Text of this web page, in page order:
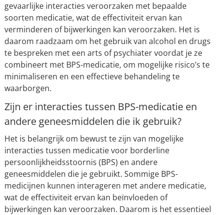
gevaarlijke interacties veroorzaken met bepaalde
soorten medicatie, wat de effectiviteit ervan kan
verminderen of bijwerkingen kan veroorzaken. Het is
daarom raadzaam om het gebruik van alcohol en drugs
te bespreken met een arts of psychiater voordat je ze
combineert met BPS-medicatie, om mogelijke risico’s te
minimaliseren en een effectieve behandeling te
waarborgen.
Zijn er interacties tussen BPS-medicatie en
andere geneesmiddelen die ik gebruik?
Het is belangrijk om bewust te zijn van mogelijke
interacties tussen medicatie voor borderline
persoonlijkheidsstoornis (BPS) en andere
geneesmiddelen die je gebruikt. Sommige BPS-
medicijnen kunnen interageren met andere medicatie,
wat de effectiviteit ervan kan beïnvloeden of
bijwerkingen kan veroorzaken. Daarom is het essentieel